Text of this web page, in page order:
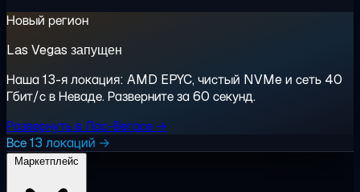
Новый регион
Las Vegas запущен
Наша 13-я локация: AMD EPYC, чистый NVMe и сеть 40
Гбит/с в Неваде. Разверните за 60 секунд.
Развернуть в Лас-Вегасе →
Все 13 локаций →